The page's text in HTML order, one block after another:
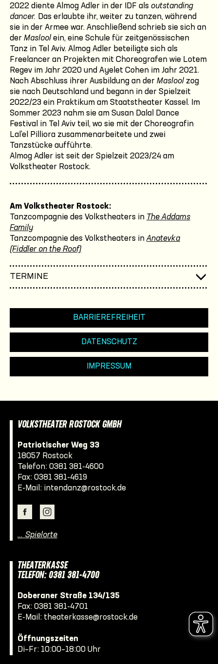
2022 diente Almog Adler in der IDF als outstanding
dancer. Das erlaubte ihr, weiter zu tanzen, während
sie in der Armee war. Anschließend schrieb sie sich an
der Maslool ein, eine Schule für zeitgenössischen
Tanz in Tel Aviv. Almog Adler beteiligte sich als
Freelancer an Projekten mit Choreografen wie Lotem
Regev im Jahr 2020 und Ayelet Cohen im Jahr 2021.
Nach Abschluss ihrer Ausbildung an der Maslool zog
sie nach Deutschland und begann in der Spielzeit
2022/23 ein Praktikum am Staatstheater Kassel. Im
Sommer 2023 nahm sie am Susan Dalal Dance
Festival in Tel Aviv teil, wo sie mit der Choreografin
Lal’el Pilliora zusammenarbeitete und zwei
Tanzstücke aufführte.
Almog Adler ist seit der Spielzeit 2023/24 am
Volkstheater Rostock.
Am Volkstheater Rostock:
Tanzcompagnie des Volkstheaters in The Addams
Family
Tanzcompagnie des Volkstheaters in Anatevka
(Fiddler on the Roof)
TERMINE
BARRIEREFREIHEIT
DATENSCHUTZ
IMPRESSUM
VOLKSTHEATER ROSTOCK GMBH
Patriotischer Weg 33
18057 Rostock
Telefon: 0381 381-4600
Fax: 0381 381-4619
E-Mail: intendanz@rostock.de
… Spielorte
THEATERKASSE
TELEFON: 0381 381-4700
Doberaner Straße 134/135
Fax: 0381 381-4701
E-Mail: theaterkasse@rostock.de
Öffnungszeiten
Di–Fr: 10:00–18:00 Uhr